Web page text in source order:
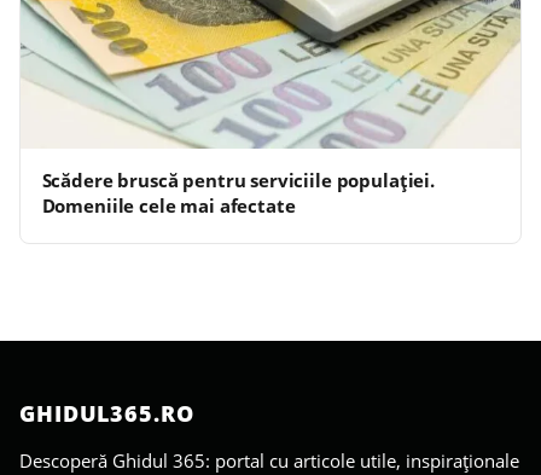
Scădere bruscă pentru serviciile populației.
Domeniile cele mai afectate
GHIDUL365.RO
Descoperă Ghidul 365: portal cu articole utile, inspiraționale